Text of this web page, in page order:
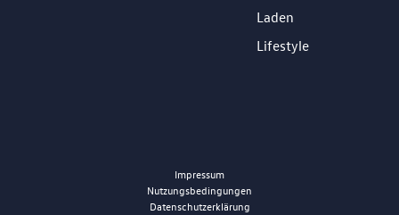
Laden
Lifestyle
Impressum
Nutzungsbedingungen
Datenschutzerklärung